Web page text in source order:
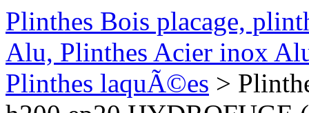
Plinthes Bois placage,
Alu, Plinthes Acier inox
Plinthes laquÃ©es >